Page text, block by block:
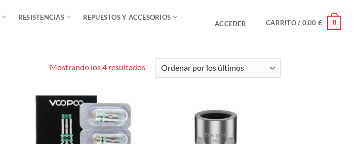
RESISTENCIAS
REPUESTOS Y ACCESORIOS
ACCEDER CARRITO / 0,00 € 0
Mostrando los 4 resultadosOrdenado
por